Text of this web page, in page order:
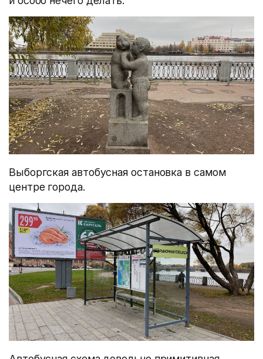
Выборгская автобусная остановка в самом
центре города.